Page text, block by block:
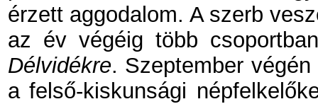
érzett aggodalom. A szerb
az év végéig több
Délvidékre. Szeptember
a felső-kiskunsági